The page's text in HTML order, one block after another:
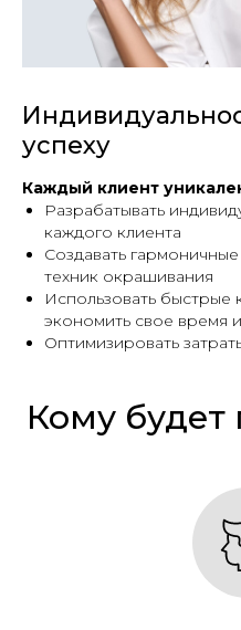
успеху
Каждый клиент
Разрабатывать
каждого клиента
Создавать
техник окрашивания
Использовать быстрые
экономить свое время
Оптимизировать
Кому будет